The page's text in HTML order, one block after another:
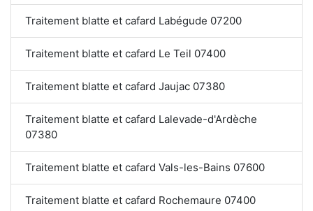
Traitement blatte et cafard Labégude 07200
Traitement blatte et cafard Le Teil 07400
Traitement blatte et cafard Jaujac 07380
Traitement blatte et cafard Lalevade-d'Ardèche
07380
Traitement blatte et cafard Vals-les-Bains 07600
Traitement blatte et cafard Rochemaure 07400